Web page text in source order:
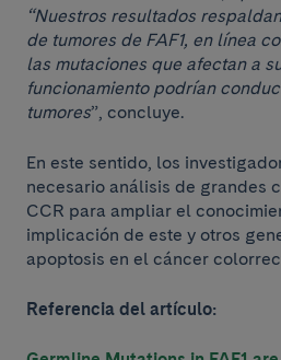
“Nuestros resultados
de tumores de FAF1, en línea
las mutaciones que afectan a
funcionamiento podrían
tumores”, concluye.
En este sentido, los
necesario análisis de grandes
CCR para ampliar el
implicación de este y otros
apoptosis en el cáncer
Referencia del artículo: